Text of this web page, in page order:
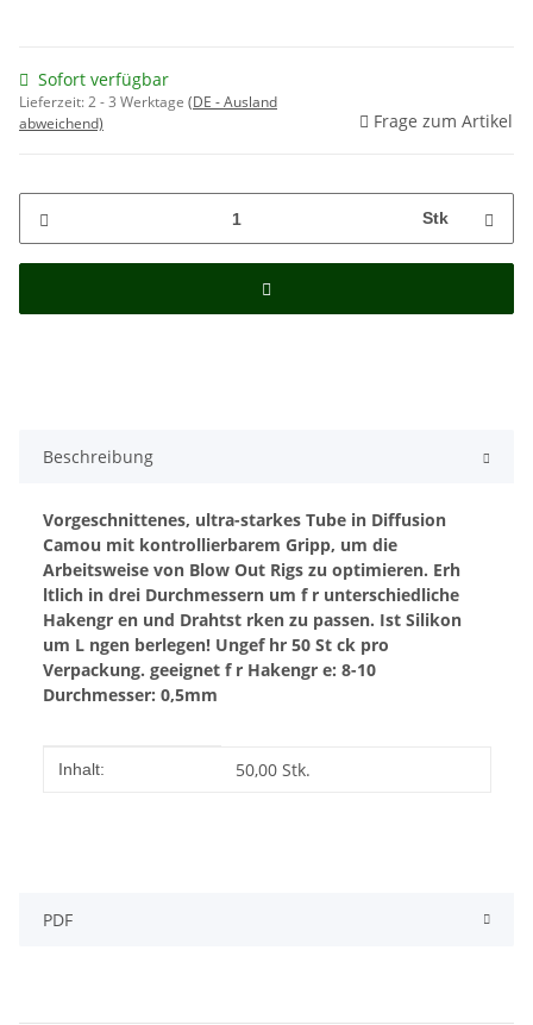
Sofort verfügbar
Lieferzeit:2 - 3 Werktage (DE - Ausland
abweichend)
Frage zum Artikel
Stk
Beschreibung
Vorgeschnittenes, ultra-starkes Tube in Diffusion
Camou mit kontrollierbarem Gripp, um die
Arbeitsweise von Blow Out Rigs zu optimieren. Erh
ltlich in drei Durchmessern um f r unterschiedliche
Hakengr en und Drahtst rken zu passen. Ist Silikon
um L ngen berlegen! Ungef hr 50 St ck pro
Verpackung. geeignet f r Hakengr e: 8-10
Durchmesser: 0,5mm
Produkteigenschaft
Wert
Inhalt: 50,00 Stk.
PDF